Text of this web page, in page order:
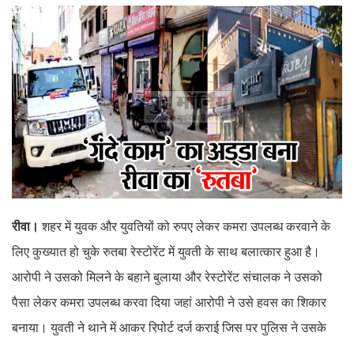
रीवा। शहर में युवक और युवतियों को रुपए लेकर कमरा उपलब्ध करवाने के
लिए कुख्यात हो चुके रुतबा रेस्टोरेंट में युवती के साथ बलात्कार हुआ है।
आरोपी ने उसको मिलने के बहाने बुलाया और रेस्टोरेंट संचालक ने उसको
पैसा लेकर कमरा उपलब्ध करवा दिया जहां आरोपी ने उसे हवस का शिकार
बनाया। युवती ने थाने में आकर रिपोर्ट दर्ज कराई जिस पर पुलिस ने उसके